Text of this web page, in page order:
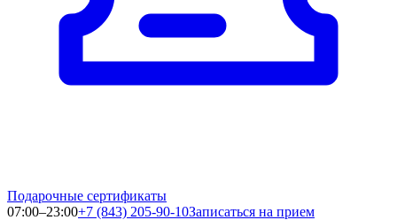
Подарочные сертификаты
07:00–23:00+7 (843) 205-90-10Записаться на прием